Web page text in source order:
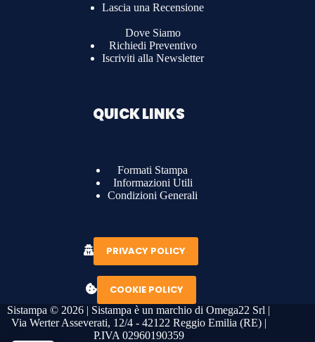
Lascia una Recensione
Dove Siamo
Richiedi Preventivo
Iscriviti alla Newsletter
QUICK LINKS
Formati Stampa
Informazioni Utili
Condizioni Generali
PRIVACY POLICY
COOKIE POLICY
Sistampa © 2026 | Sistampa è un marchio di Omega22 Srl |
Via Werter Asseverati, 12/4 - 42122 Reggio Emilia (RE) |
P.IVA 02960190359